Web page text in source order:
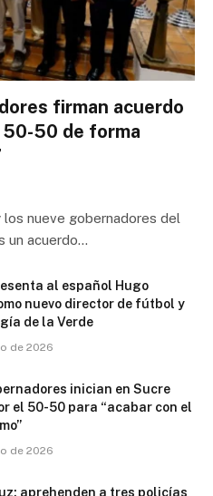
firman acuerdo
50 de forma
nueve gobernadores del
un acuerdo…
al español Hugo
nuevo director de fútbol y
de la Verde
de 2026
inician en Sucre
el 50-50 para “acabar con el
de 2026
aprehenden a tres policías